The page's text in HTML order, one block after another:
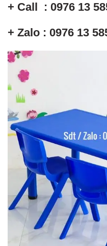
+ Call : 0976 13
+ Zalo : 0976 13